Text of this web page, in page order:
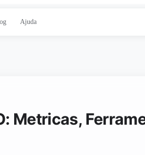
Ajuda
Metricas,